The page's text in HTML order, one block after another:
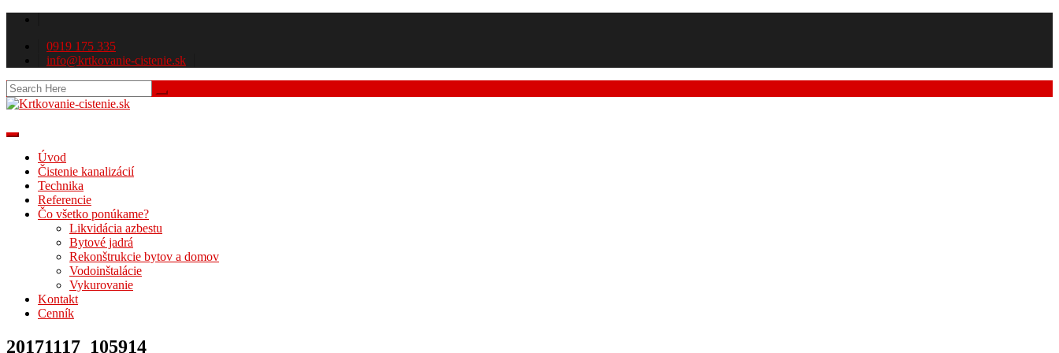
0919 175 335
info@krtkovanie-cistenie.sk
Úvod
Čistenie kanalizácií
Technika
Referencie
Čo všetko ponúkame?
Likvidácia azbestu
Bytové jadrá
Rekonštrukcie bytov a domov
Vodoinštalácie
Vykurovanie
Kontakt
Cenník
20171117_105914